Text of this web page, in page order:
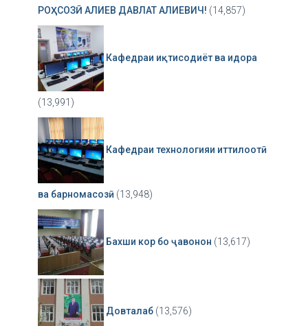
РОҲСОЗӢ АЛИЕВ ДАВЛАТ АЛИЕВИЧ! (14,857)
Кафедраи иқтисодиёт ва идора
(13,991)
Кафедраи технологияи иттилоотӣ
ва барномасозӣ (13,948)
Бахши кор бо ҷавонон (13,617)
Довталаб (13,576)